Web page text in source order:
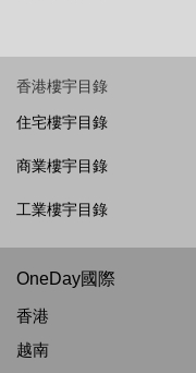
香港樓宇目錄
住宅樓宇目錄
商業樓宇目錄
工業樓宇目錄
OneDay國際
香港
越南